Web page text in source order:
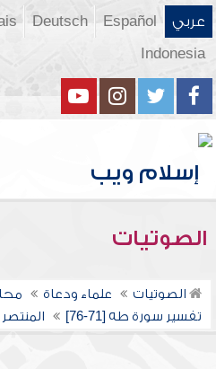
عربي Español
Deutsch
Indonesia
الصوتيات
الصوتيات علماء ودعاة
تفسير سورة طه [71-76]